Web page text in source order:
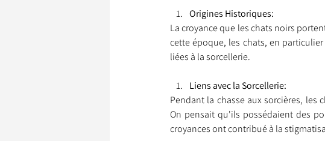
À parrainer Étoiles Bilan AG
Origines Historiques:
La croyance que les chats noirs
cette époque, les chats, en
liées à la sorcellerie.
Liens avec la Sorcellerie:
Pendant la chasse aux sorcières, les
On pensait qu'ils possédaient des
croyances ont contribué à la